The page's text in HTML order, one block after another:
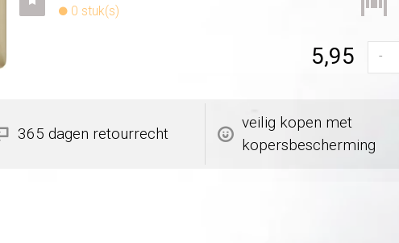
0 stuk(s)
5,95 -
365 dagen retourrecht
veilig kopen met
kopersbescherming